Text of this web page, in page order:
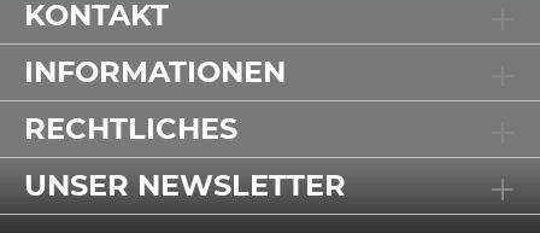
KONTAKT
INFORMATIONEN
RECHTLICHES
UNSER NEWSLETTER